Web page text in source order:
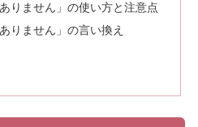
りません」の使い方と注意点
りません」の言い換え